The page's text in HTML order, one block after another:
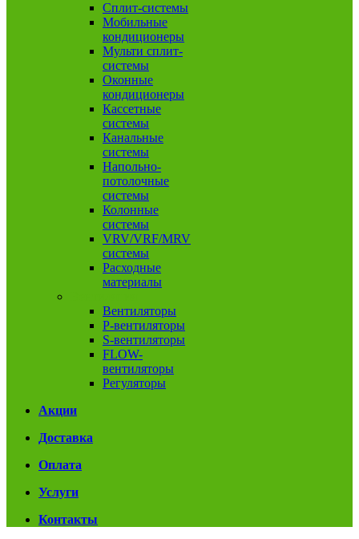
Сплит-системы
Мобильные
кондиционеры
Мульти сплит-
системы
Оконные
кондиционеры
Кассетные
системы
Канальные
системы
Напольно-
потолочные
системы
Колонные
системы
VRV/VRF/MRV
системы
Расходные
материалы
Вентиляторы
P-вентиляторы
S-вентиляторы
FLOW-
вентиляторы
Регуляторы
Акции
Доставка
Оплата
Услуги
Контакты